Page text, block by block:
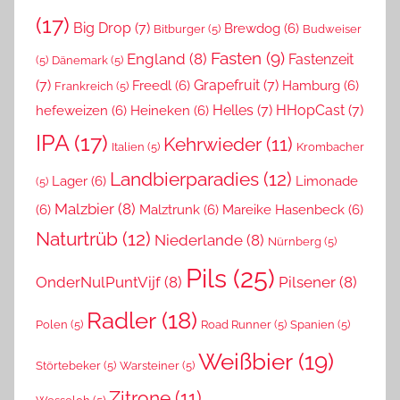
(17) Big Drop (7) Bitburger (5) Brewdog (6) Budweiser
(5) Dänemark (5) England (8) Fasten (9) Fastenzeit
(7) Frankreich (5) Freedl (6) Grapefruit (7) Hamburg (6)
hefeweizen (6) Heineken (6) Helles (7) HHopCast (7)
IPA(17) Italien (5) Kehrwieder (11) Krombacher
(5) Lager (6) Landbierparadies (12) Limonade
(6) Malzbier (8) Malztrunk (6) Mareike Hasenbeck (6)
Naturtrüb (12) Niederlande (8) Nürnberg (5)
OnderNulPuntVijf (8) Pils (25) Pilsener (8)
Polen (5) Radler(18) Road Runner (5) Spanien (5)
Störtebeker (5) Warsteiner (5) Weißbier(19)